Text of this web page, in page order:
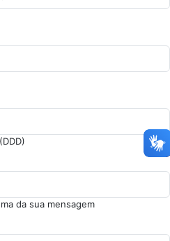
da sua mensagem